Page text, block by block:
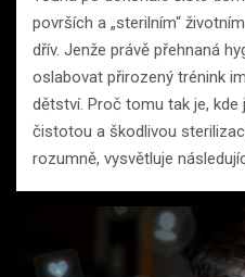
površích a „sterilním“
dřív. Jenže právě přehnaná
oslabovat přirozený trénink
dětství. Proč tomu tak je, kde
čistotou a škodlivou
rozumně, vysvětluje